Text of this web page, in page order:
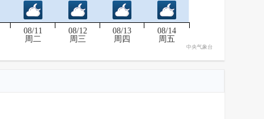
08/11
周二
08/12
周三
08/13
周四
08/14
周五
中央气象台